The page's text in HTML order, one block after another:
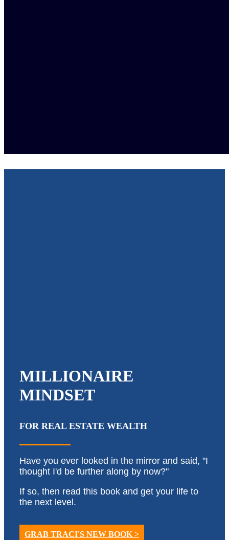
MILLIONAIRE
MINDSET
FOR REAL ESTATE WEALTH
Have you ever looked in the mirror and said, "I
thought I'd be further along by now?"
If so, then read this book and get your life to
the next level.
GRAB TRACI'S NEW BOOK >